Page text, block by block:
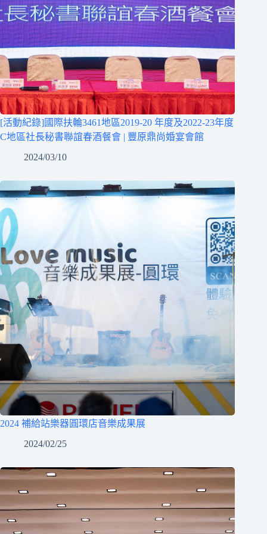
[活動紀錄]國際扶輪3461地區2019-20 年度及2022-23年度
C地區社長秘書聯誼春酒餐會 | 豐原鼎尚婚宴會館
2024/03/10
2024 補給站樂器圓環店音樂成果展
2024/02/25